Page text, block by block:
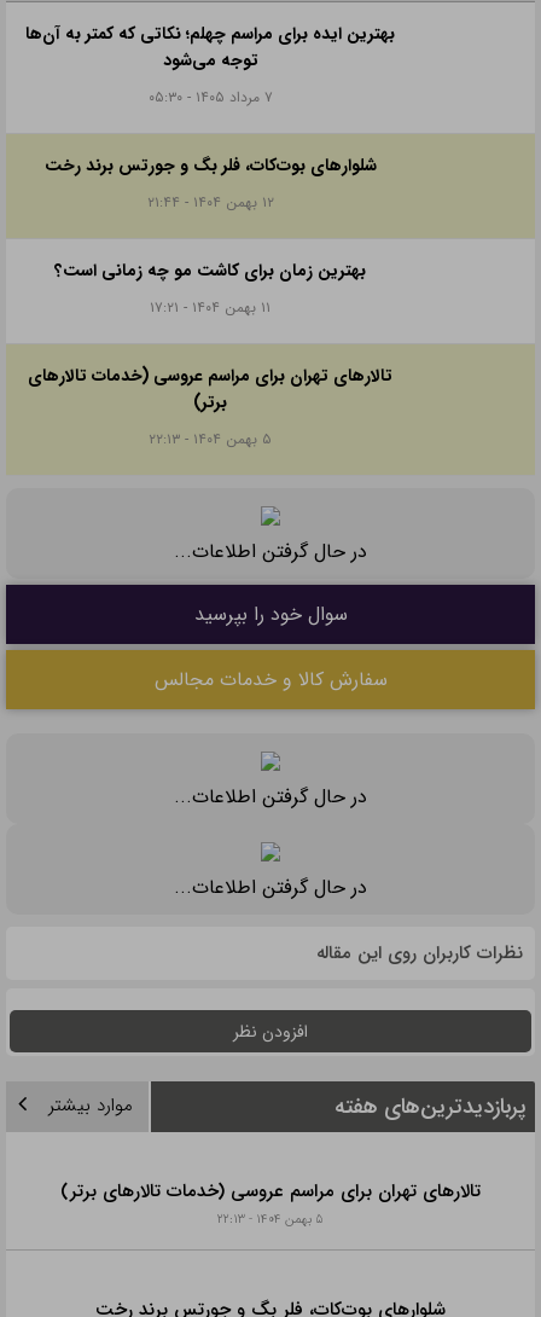
بهترین ایده برای مراسم چهلم؛ نکاتی که کمتر به آن‌ها
توجه می‌شود
۷ مرداد ۱۴۰۵ - ۰۵:۳۰
شلوارهای بوت‌کات، فلر بگ و جورتس برند رخت
۱۲ بهمن ۱۴۰۴ - ۲۱:۴۴
بهترین زمان برای کاشت مو چه زمانی است؟
۱۱ بهمن ۱۴۰۴ - ۱۷:۲۱
تالارهای تهران برای مراسم عروسی (خدمات تالارهای
برتر)
۵ بهمن ۱۴۰۴ - ۲۲:۱۳
در حال گرفتن اطلاعات...
سوال خود را بپرسید
سفارش کالا و خدمات مجالس
در حال گرفتن اطلاعات...
در حال گرفتن اطلاعات...
نظرات کاربران روی این مقاله
افزودن نظر
پربازدیدترین‌های هفته موارد بیشتر
تالارهای تهران برای مراسم عروسی (خدمات تالارهای برتر)
۵ بهمن ۱۴۰۴ - ۲۲:۱۳
شلوارهای بوت‌کات، فلر بگ و جورتس برند رخت